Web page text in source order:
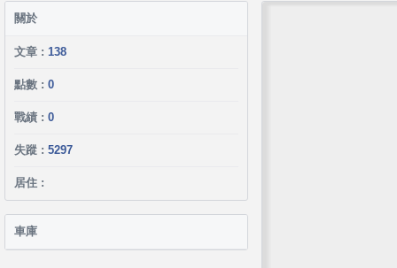
關於
文章 : 138
點數 : 0
戰績 : 0
失蹤 : 5297
居住 :
車庫